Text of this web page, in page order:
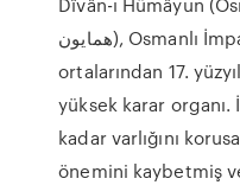
همايون), Osmanlı İmparatorluğu'nda 15. yüzyıl
ortalarından 17.
yüksek karar organı.
kadar varlığını
önemini kaybetmiş